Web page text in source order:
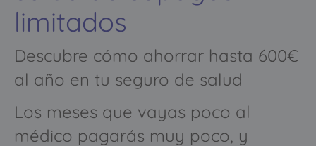
limitados
Descubre cómo ahorrar hasta 600€
al año en tu seguro de salud
Los meses que vayas poco al
médico pagarás muy poco, y